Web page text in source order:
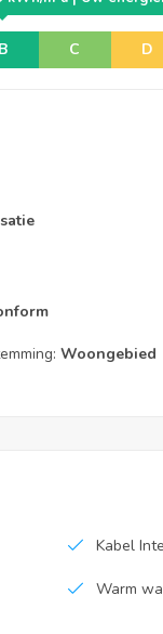
B C D
Woongebied
Kabel
Warm